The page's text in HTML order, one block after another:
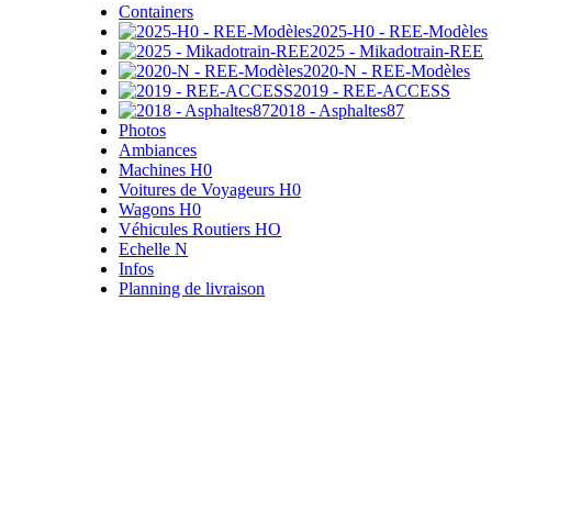
Containers
2025-H0 - REE-Modèles
2025 - Mikadotrain-REE
2020-N - REE-Modèles
2019 - REE-ACCESS
2018 - Asphaltes87
Photos
Ambiances
Machines H0
Voitures de Voyageurs H0
Wagons H0
Véhicules Routiers HO
Echelle N
Infos
Planning de livraison